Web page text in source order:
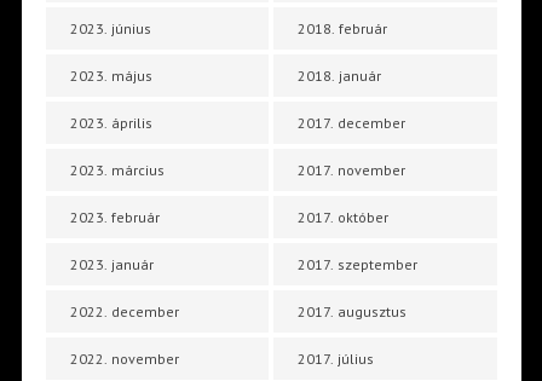
2023. június
2023. május
2023. április
2023. március
2023. február
2023. január
2022. december
2022. november
2018. február
2018. január
2017. december
2017. november
2017. október
2017. szeptember
2017. augusztus
2017. július